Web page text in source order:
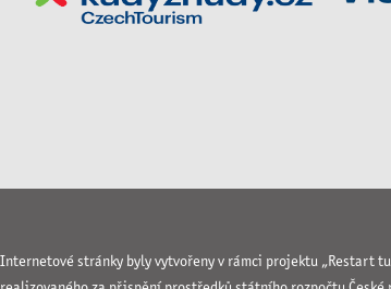
Internetové stránky byly vytvořeny v rámci projektu „Restart